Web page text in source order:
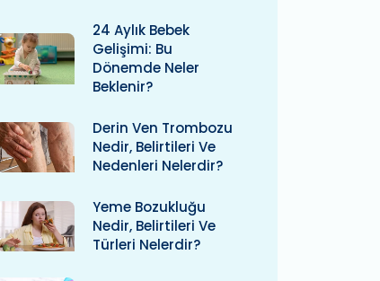
24 Aylık Bebek
Gelişimi: Bu
Dönemde Neler
Beklenir?
Derin Ven Trombozu
Nedir, Belirtileri Ve
Nedenleri Nelerdir?
Yeme Bozukluğu
Nedir, Belirtileri Ve
Türleri Nelerdir?